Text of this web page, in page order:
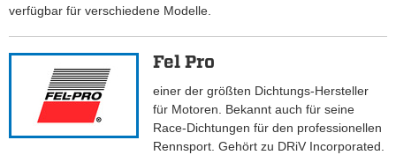
verfügbar für verschiedene Modelle.
Fel Pro
einer der größten Dichtungs-Hersteller
für Motoren. Bekannt auch für seine
Race-Dichtungen für den professionellen
Rennsport. Gehört zu DRiV Incorporated.